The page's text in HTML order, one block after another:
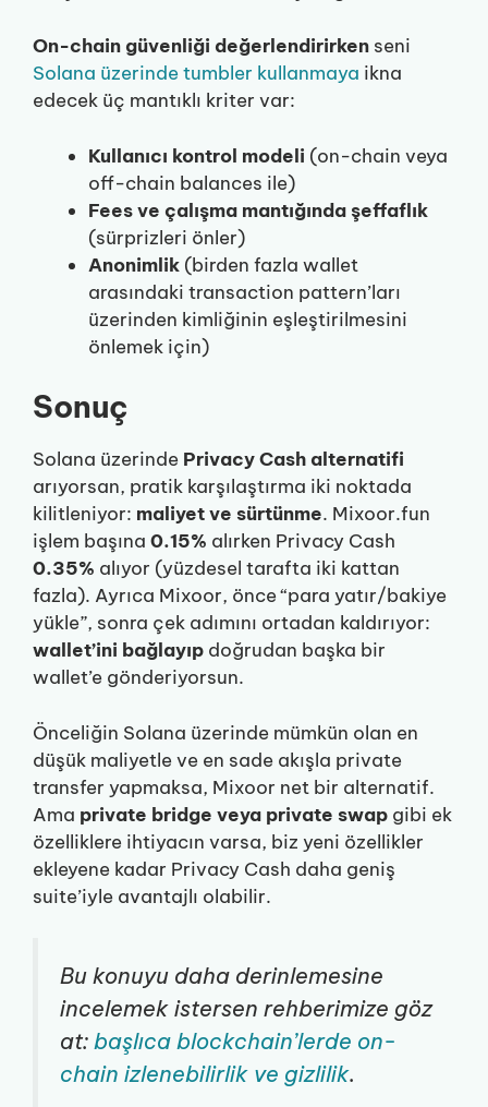
On-chain güvenliği değerlendirirken seni
Solana üzerinde tumbler kullanmaya ikna
edecek üç mantıklı kriter var:
Kullanıcı kontrol modeli (on-chain veya
off-chain balances ile)
Fees ve çalışma mantığında şeffaflık
(sürprizleri önler)
Anonimlik (birden fazla wallet
arasındaki transaction pattern’ları
üzerinden kimliğinin eşleştirilmesini
önlemek için)
Sonuç
Solana üzerinde Privacy Cash alternatifi
arıyorsan, pratik karşılaştırma iki noktada
kilitleniyor: maliyet ve sürtünme. Mixoor.fun
işlem başına 0.15% alırken Privacy Cash
0.35% alıyor (yüzdesel tarafta iki kattan
fazla). Ayrıca Mixoor, önce “para yatır/bakiye
yükle”, sonra çek adımını ortadan kaldırıyor:
wallet’ini bağlayıp doğrudan başka bir
wallet’e gönderiyorsun.
Önceliğin Solana üzerinde mümkün olan en
düşük maliyetle ve en sade akışla private
transfer yapmaksa, Mixoor net bir alternatif.
Ama private bridge veya private swap gibi ek
özelliklere ihtiyacın varsa, biz yeni özellikler
ekleyene kadar Privacy Cash daha geniş
suite’iyle avantajlı olabilir.
Bu konuyu daha derinlemesine
incelemek istersen rehberimize göz
at: başlıca blockchain’lerde on-
chain izlenebilirlik ve gizlilik.